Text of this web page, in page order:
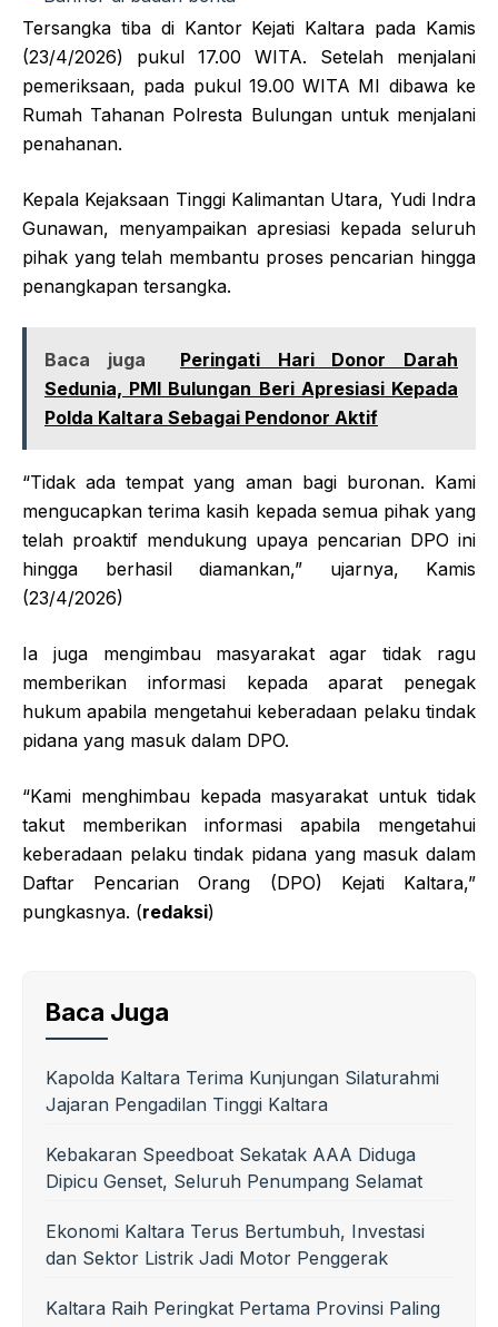
Tersangka tiba di Kantor Kejati Kaltara pada Kamis
(23/4/2026) pukul 17.00 WITA. Setelah menjalani
pemeriksaan, pada pukul 19.00 WITA MI dibawa ke
Rumah Tahanan Polresta Bulungan untuk menjalani
penahanan.
Kepala Kejaksaan Tinggi Kalimantan Utara, Yudi Indra
Gunawan, menyampaikan apresiasi kepada seluruh
pihak yang telah membantu proses pencarian hingga
penangkapan tersangka.
Baca juga
Peringati Hari Donor Darah
Sedunia, PMI Bulungan Beri Apresiasi Kepada
Polda Kaltara Sebagai Pendonor Aktif
“Tidak ada tempat yang aman bagi buronan. Kami
mengucapkan terima kasih kepada semua pihak yang
telah proaktif mendukung upaya pencarian DPO ini
hingga berhasil diamankan,” ujarnya, Kamis
(23/4/2026)
Ia juga mengimbau masyarakat agar tidak ragu
memberikan informasi kepada aparat penegak
hukum apabila mengetahui keberadaan pelaku tindak
pidana yang masuk dalam DPO.
“Kami menghimbau kepada masyarakat untuk tidak
takut memberikan informasi apabila mengetahui
keberadaan pelaku tindak pidana yang masuk dalam
Daftar Pencarian Orang (DPO) Kejati Kaltara,”
pungkasnya. (redaksi)
Baca Juga
Kapolda Kaltara Terima Kunjungan Silaturahmi
Jajaran Pengadilan Tinggi Kaltara
Kebakaran Speedboat Sekatak AAA Diduga
Dipicu Genset, Seluruh Penumpang Selamat
Ekonomi Kaltara Terus Bertumbuh, Investasi
dan Sektor Listrik Jadi Motor Penggerak
Kaltara Raih Peringkat Pertama Provinsi Paling